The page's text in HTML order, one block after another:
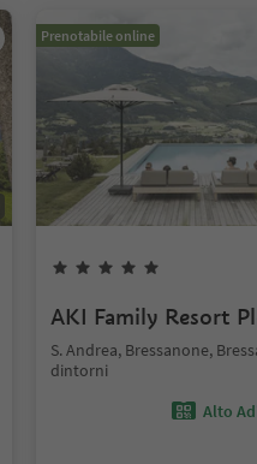
Prenotabile online
AKI Family Resort
S. Andrea, Bressanone,
dintorni
Alto